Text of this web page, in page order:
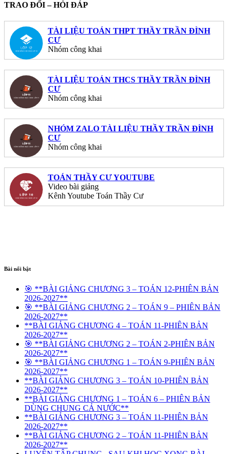
TRAO ĐỔI – HỎI ĐÁP
TÀI LIỆU TOÁN THPT THẦY TRẦN ĐÌNH
CƯ
Nhóm công khai
TÀI LIỆU TOÁN THCS THẦY TRẦN ĐÌNH
CƯ
Nhóm công khai
NHÓM ZALO TÀI LIỆU THẦY TRẦN ĐÌNH
CƯ
Nhóm công khai
TOÁN THẦY CƯ YOUTUBE
Video bài giảng
Kênh Youtube Toán Thầy Cư
Bài nổi bật
🎯 **BÀI GIẢNG CHƯƠNG 3 – TOÁN 12-PHIÊN BẢN
2026-2027**
🎯 **BÀI GIẢNG CHƯƠNG 2 – TOÁN 9 – PHIÊN BẢN
2026-2027**
**BÀI GIẢNG CHƯƠNG 4 – TOÁN 11-PHIÊN BẢN
2026-2027**
🎯 **BÀI GIẢNG CHƯƠNG 2 – TOÁN 2-PHIÊN BẢN
2026-2027**
🎯 **BÀI GIẢNG CHƯƠNG 1 – TOÁN 9-PHIÊN BẢN
2026-2027**
**BÀI GIẢNG CHƯƠNG 3 – TOÁN 10-PHIÊN BẢN
2026-2027**
**BÀI GIẢNG CHƯƠNG 1 – TOÁN 6 – PHIÊN BẢN
DÙNG CHUNG CẢ NƯỚC**
**BÀI GIẢNG CHƯƠNG 3 – TOÁN 11-PHIÊN BẢN
2026-2027**
**BÀI GIẢNG CHƯƠNG 2 – TOÁN 11-PHIÊN BẢN
2026-2027**